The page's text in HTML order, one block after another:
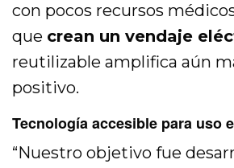
con pocos recursos
que crean un vendaje
reutilizable amplifica aún
positivo.
Tecnología accesible para uso
“Nuestro objetivo fue